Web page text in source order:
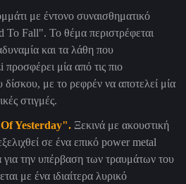
με έντονο συναισθηματικό
To Fall". Το θέμα περιστρέφεται
και τα λάθη που
προσφέρει μία από τις πιο
δίσκου, με το ρεφρέν να αποτελεί μία
στιγμές.
Yesterday". Ξεκινά με ακουστική
σε ένα επικό power metal
για την υπέρβαση των τραυμάτων του
με ένα ιδιαίτερα λυρικό